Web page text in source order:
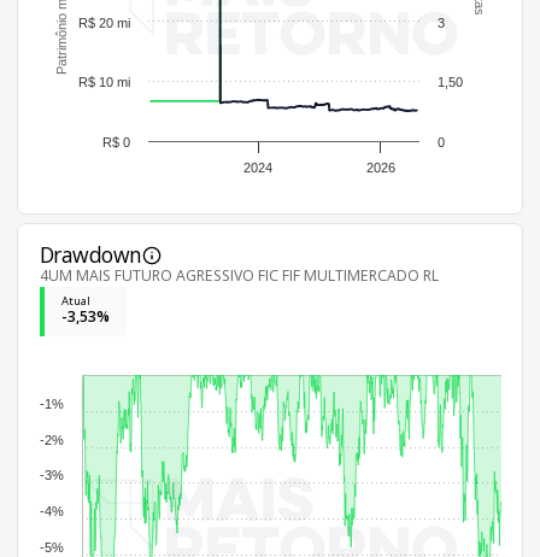
2024 2026
0
1,50
3
R$ 0
R$ 10 mi
R$ 20 mi
Drawdown
4UM MAIS FUTURO AGRESSIVO FIC FIF MULTIMERCADO RL
Atual
-3,53%
-5%
-4%
-3%
-2%
-1%